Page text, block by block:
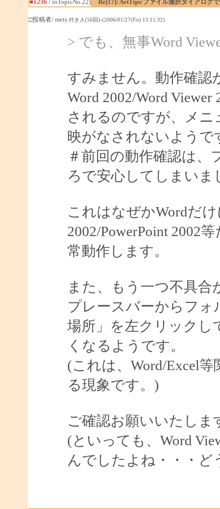
■1236 / inTopicNo.22) Re[17]: ArtTips/ファイル選択ダイアログ
□投稿者/ mets 付き人(56回)-(2006/01/27(Fri) 13:11:32)
> でも、無事Word
すみません。動作確認
Word 2002/Word
されるのですが、メ
映がなされないようで
＃前回の動作確認は
ろで安心してしまいま
これはなぜかWordだ
2002/PowerPoint 2002
常動作します。
また、もう一つ不具合
プレースバーからフ
場所」を左クリックし
くなるようです。
(これは、Word/Excel
る現象です。)
ご確認お願いいたしま
(といっても、Word
んでしたよね・・・ど